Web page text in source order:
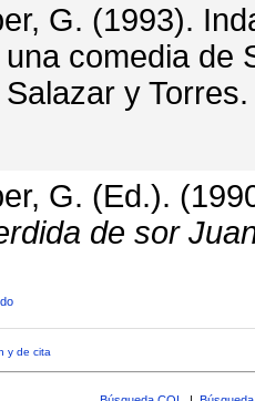
G. (1993).
comedia de
y
G. (Ed.).
de sor
y de cita